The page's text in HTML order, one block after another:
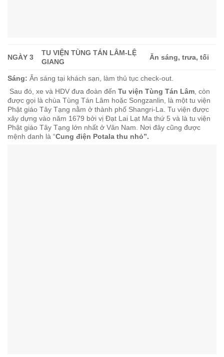
NGÀY 3
TU VIỆN TÙNG TÁN LÂM-LỆ
GIANG
Ăn sáng, trưa, tối
Sáng: Ăn sáng tại khách sạn, làm thủ tục check-out.
Sau đó, xe và HDV đưa đoàn đến Tu viện Tùng Tán Lâm , còn
được gọi là chùa Tùng Tán Lâm hoặc Songzanlin, là một tu viện
Phật giáo Tây Tạng nằm ở thành phố Shangri-La. Tu viện được
xây dựng vào năm 1679 bởi vị Đạt Lai Lạt Ma thứ 5 và là tu viện
Phật giáo Tây Tạng lớn nhất ở Vân Nam. Nơi đây cũng được
mệnh danh là “Cung điện Potala thu nhỏ”.